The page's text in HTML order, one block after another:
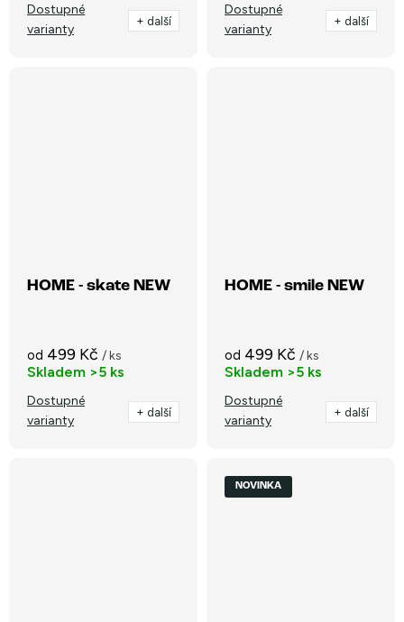
Dostupné
varianty
+ další
Dostupné
varianty
+ další
HOME - skate NEW
od 499 Kč / ks
Skladem >5 ks
Dostupné
varianty
+ další
HOME - smile NEW
od 499 Kč / ks
Skladem >5 ks
Dostupné
varianty
+ další
NOVINKA